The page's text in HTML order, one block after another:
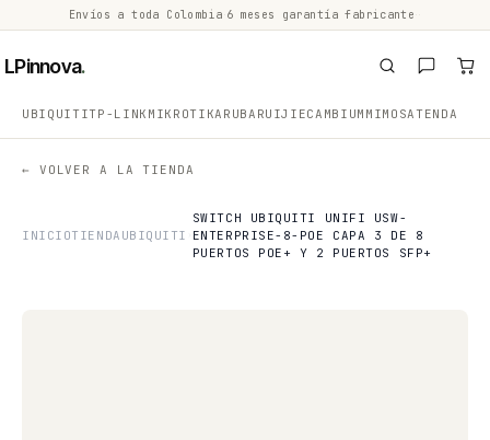
Envíos a toda Colombia 6 meses garantía fabricante
LPinnova.
UBIQUITITP-LINK MIKROTIKARUBA RUIJIECAMBIUM MIMOSATENDA
← VOLVER A LA TIENDA
INICIOTIENDA UBIQUITI
SWITCH UBIQUITI UNIFI USW-
ENTERPRISE-8-POE CAPA 3 DE 8
PUERTOS POE+ Y 2 PUERTOS SFP+